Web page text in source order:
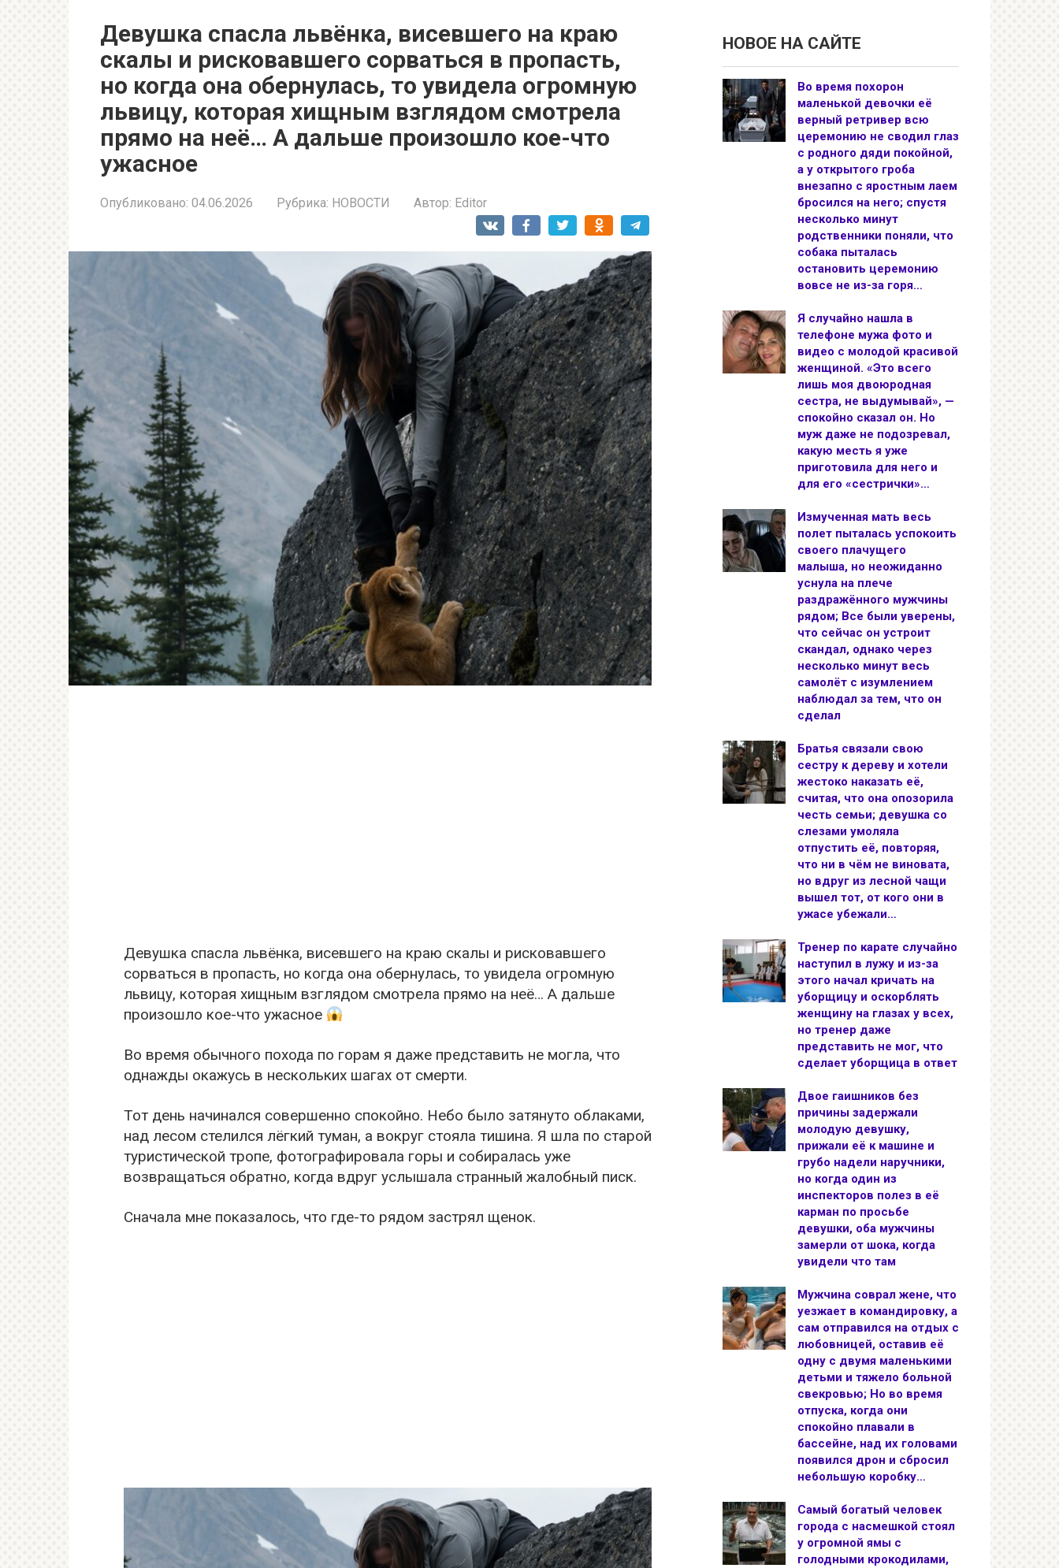
Девушка спасла львёнка, висевшего на краю
скалы и рисковавшего сорваться в пропасть,
но когда она обернулась, то увидела огромную
львицу, которая хищным взглядом смотрела
прямо на неё… А дальше произошло кое-что
ужасное
Опубликовано: 04.06.2026 Рубрика: НОВОСТИ Автор: Editor
Девушка спасла львёнка, висевшего на краю скалы и рисковавшего
сорваться в пропасть, но когда она обернулась, то увидела огромную
львицу, которая хищным взглядом смотрела прямо на неё… А дальше
произошло кое-что ужасное
Во время обычного похода по горам я даже представить не могла, что
однажды окажусь в нескольких шагах от смерти.
Тот день начинался совершенно спокойно. Небо было затянуто облаками,
над лесом стелился лёгкий туман, а вокруг стояла тишина. Я шла по старой
туристической тропе, фотографировала горы и собиралась уже
возвращаться обратно, когда вдруг услышала странный жалобный писк.
Сначала мне показалось, что где-то рядом застрял щенок.
НОВОЕ НА САЙТЕ
Во время похорон
маленькой девочки её
верный ретривер всю
церемонию не сводил глаз
с родного дяди покойной,
а у открытого гроба
внезапно с яростным лаем
бросился на него; спустя
несколько минут
родственники поняли, что
собака пыталась
остановить церемонию
вовсе не из-за горя…
Я случайно нашла в
телефоне мужа фото и
видео с молодой красивой
женщиной. «Это всего
лишь моя двоюродная
сестра, не выдумывай», —
спокойно сказал он. Но
муж даже не подозревал,
какую месть я уже
приготовила для него и
для его «сестрички»…
Измученная мать весь
полет пыталась успокоить
своего плачущего
малыша, но неожиданно
уснула на плече
раздражённого мужчины
рядом; Все были уверены,
что сейчас он устроит
скандал, однако через
несколько минут весь
самолёт с изумлением
наблюдал за тем, что он
сделал
Братья связали свою
сестру к дереву и хотели
жестоко наказать её,
считая, что она опозорила
честь семьи; девушка со
слезами умоляла
отпустить её, повторяя,
что ни в чём не виновата,
но вдруг из лесной чащи
вышел тот, от кого они в
ужасе убежали…
Тренер по карате случайно
наступил в лужу и из-за
этого начал кричать на
уборщицу и оскорблять
женщину на глазах у всех,
но тренер даже
представить не мог, что
сделает уборщица в ответ
Двое гаишников без
причины задержали
молодую девушку,
прижали её к машине и
грубо надели наручники,
но когда один из
инспекторов полез в её
карман по просьбе
девушки, оба мужчины
замерли от шока, когда
увидели что там
Мужчина соврал жене, что
уезжает в командировку, а
сам отправился на отдых с
любовницей, оставив её
одну с двумя маленькими
детьми и тяжело больной
свекровью; Но во время
отпуска, когда они
спокойно плавали в
бассейне, над их головами
появился дрон и сбросил
небольшую коробку…
Самый богатый человек
города с насмешкой стоял
у огромной ямы с
голодными крокодилами,